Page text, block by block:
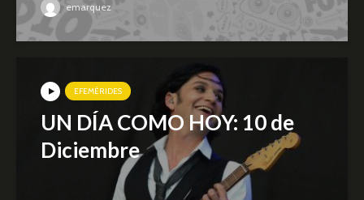
emarquez
EFEMÉRIDES
UN DÍA COMO HOY: 10 de
Diciembre